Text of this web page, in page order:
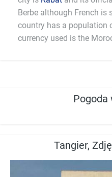
Berbe although French is
country has a population
currency used is the
Pogoda
Tangier,